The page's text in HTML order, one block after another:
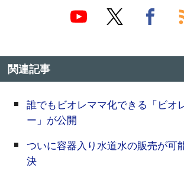
関連記事
誰でもビオレママ化できる「ビオ
ー」が公開
ついに容器入り水道水の販売が可
決